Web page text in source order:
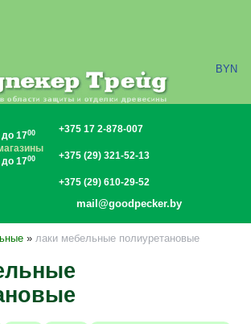
BYN
до 1700
до 1700
+375 17 2-878-007
+375 (29) 321-52-13
+375 (29) 610-29-52
mail@goodpecker.by
» лаки мебельные полиуретановые